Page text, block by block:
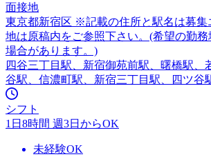
面接地
東京都新宿区 ※記載の住所と駅名は募集
地は原稿内をご参照下さい。(希望の勤
場合があります。)
四谷三丁目駅、新宿御苑前駅、曙橋駅、
谷駅、信濃町駅、新宿三丁目駅、四ツ谷
シフト
1日8時間 週3日からOK
未経験OK